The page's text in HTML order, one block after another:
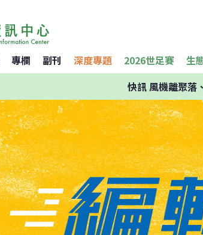
專欄 副刊 深度專題 2026世足賽 生
快訊風機離聚落